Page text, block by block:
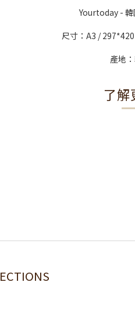
Yourtoday -
尺寸：A3 /
產地
了解